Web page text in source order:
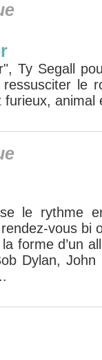
Ty Segall
le
furieux,
le rythme
vous bi
forme d’un
Dylan, John